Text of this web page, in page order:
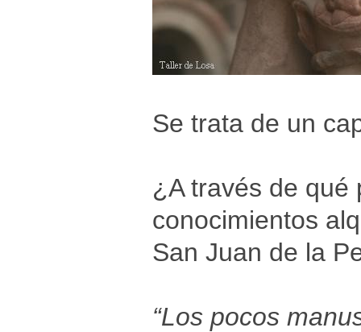
Se trata de un
¿A través de qué
conocimientos
San Juan de la
“Los pocos